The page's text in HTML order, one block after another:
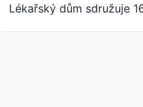
Lékařský dům sdružuje